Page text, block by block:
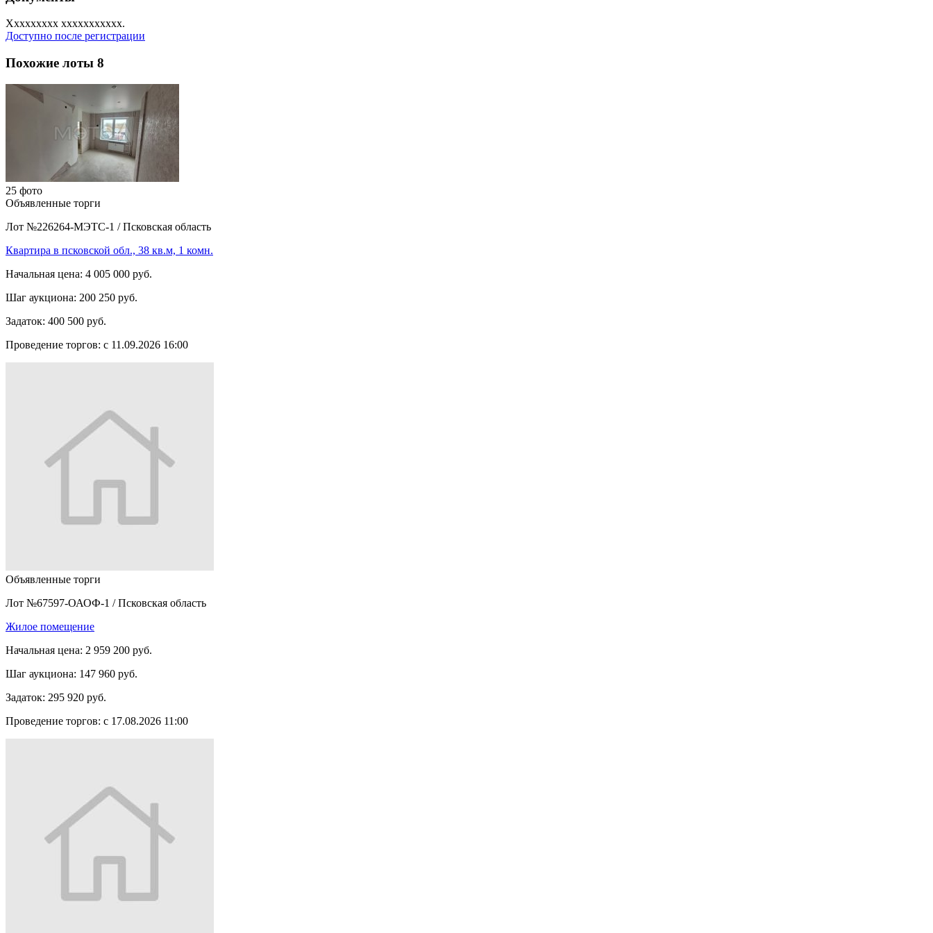
Xxxxxxxxx xxxxxxxxxxx.
Доступно после регистрации
Похожие лоты 8
25 фото
Объявленные торги
Лот №226264-МЭТС-1 / Псковская область
Квартира в псковской обл., 38 кв.м, 1 комн.
Начальная цена: 4 005 000 руб.
Шаг аукциона: 200 250 руб.
Задаток: 400 500 руб.
Проведение торгов: с 11.09.2026 16:00
Объявленные торги
Лот №67597-ОАОФ-1 / Псковская область
Жилое помещение
Начальная цена: 2 959 200 руб.
Шаг аукциона: 147 960 руб.
Задаток: 295 920 руб.
Проведение торгов: с 17.08.2026 11:00